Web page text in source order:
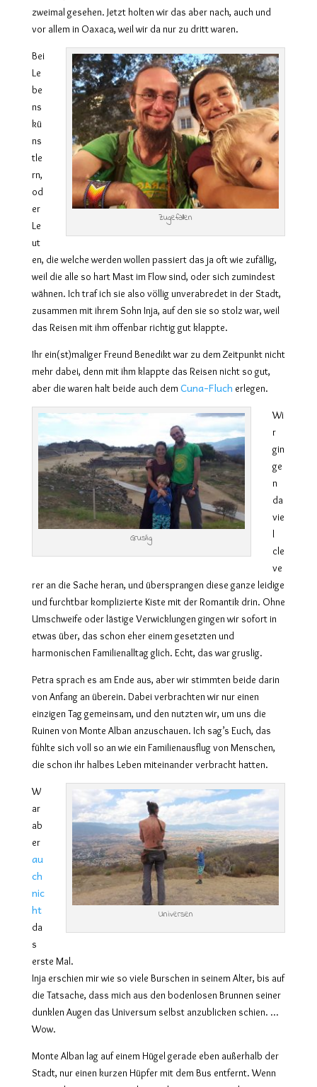
zweimal gesehen. Jetzt holten wir das aber nach, auch und
vor allem in Oaxaca, weil wir da nur zu dritt waren.
Zugefallen
Bei
Le
be
ns
kü
ns
tle
rn,
od
er
Le
ut
en, die welche werden wollen passiert das ja oft wie zufällig,
weil die alle so hart Mast im Flow sind, oder sich zumindest
wähnen. Ichtraf ich sie also völligunverabredet in der Stadt,
zusammen mit ihrem Sohn Inja, auf den sie so stolz war, weil
das Reisen mit ihm offenbar richtig gut klappte.
Ihr ein(st)maliger Freund Benedikt war zu dem Zeitpunktnicht
mehr dabei, denn mit ihm klappte das Reisen nicht so gut,
aber die waren halt beide auch dem Cuna-Fluch erlegen.
Gruslig
Wi
r
gin
ge
n
da
vie
l
cle
ve
rer an die Sache heran, und übersprangen diese ganze leidige
und furchtbar komplizierte Kiste mit der Romantik drin. Ohne
Umschweife oder lästige Verwicklungen gingen wir sofort in
etwas über, das schon eher einem gesetzten und
harmonischen Familienalltag glich. Echt, das war gruslig.
Petra sprach es am Ende aus, aber wir stimmten beide darin
von Anfang an überein. Dabei verbrachten wir nur einen
einzigen Tag gemeinsam, und den nutzten wir, um uns die
Ruinen von Monte Alban anzuschauen. Ich sag’s Euch, das
fühlte sich voll so an wie ein Familienausflug von Menschen,
die schon ihr halbes Leben miteinander verbracht hatten.
Universen
W
ar
ab
er
au
ch
nic
ht
da
s
erste Mal.
Inja erschien mir wie so viele Burschen in seinem Alter, bis auf
die Tatsache, dass mich aus den bodenlosen Brunnen seiner
dunklen Augen das Universum selbst anzublicken schien. …
Wow.
Monte Alban lag auf einem Hügel gerade eben außerhalb der
Stadt, nur einen kurzen Hüpfer mit dem Bus entfernt. Wenn